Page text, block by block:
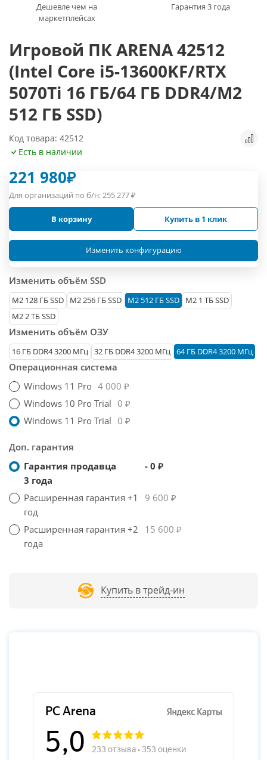
Дешевле чем на
маркетплейсах
Гарантия 3 года
Игровой ПК ARENA 42512
(Intel Core i5-13600KF/RTX
5070Ti 16 ГБ/64 ГБ DDR4/M2
512 ГБ SSD)
Код товара: 42512
Есть в наличии
221 980₽
Для организаций по б/н:255 277₽
В корзину Купить в 1 клик
Изменить конфигурацию
Изменить объём SSD
М2 128 ГБ SSD M2 256 ГБ SSD M2 512 ГБ SSD
M2 1 ТБ SSD
M2 2 ТБ SSD
Изменить объём ОЗУ
16 ГБ DDR4 3200 МГц 32 ГБ DDR4 3200 МГц 64 ГБ DDR4 3200 МГц
Операционная система
Windows 11 Pro 4 000 ₽
Windows 10 Pro Trial 0 ₽
Windows 11 Pro Trial 0 ₽
Доп. гарантия
Гарантия продавца
3 года
- 0 ₽
Расширенная гарантия +1
год
9 600 ₽
Расширенная гарантия +2
года
15 600 ₽
Купить в трейд-ин